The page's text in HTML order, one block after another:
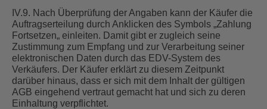
IV.9. Nach Überprüfung der Angaben kann der Käufer die
Auftragserteilung durch Anklicken des Symbols „Zahlung
Fortsetzen„ einleiten. Damit gibt er zugleich seine
Zustimmung zum Empfang und zur Verarbeitung seiner
elektronischen Daten durch das EDV-System des
Verkäufers. Der Käufer erklärt zu diesem Zeitpunkt
darüber hinaus, dass er sich mit dem Inhalt der gültigen
AGB eingehend vertraut gemacht hat und sich zu deren
Einhaltung verpflichtet.